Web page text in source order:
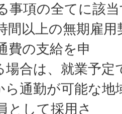
項の全てに該当
以上の無期雇用
費の支給を申
、就業予定で
通勤が可能な地
として採用さ